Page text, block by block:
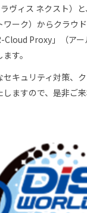
み
ヴィス ネクスト）
ーク）からクラウ
Cloud Proxy」（ア
す。
セキュリティ対策、
しますので、是非ご